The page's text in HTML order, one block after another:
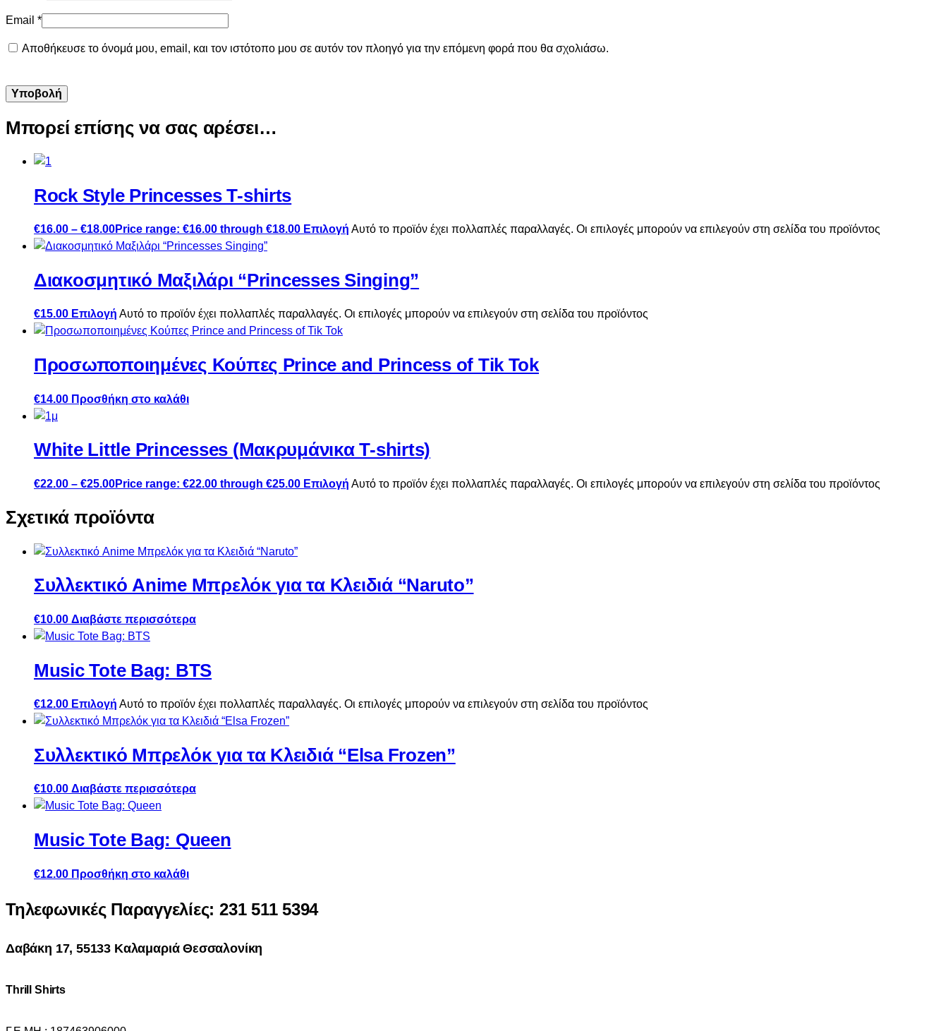
Email *
Αποθήκευσε το όνομά μου, email, και τον ιστότοπο μου σε αυτόν τον πλοηγό για την επόμενη φορά που θα σχολιάσω.
Μπορεί επίσης να σας αρέσει…
Rock Style Princesses T-shirts
€16.00 – €18.00Price range: €16.00 through €18.00 Επιλογή Αυτό το προϊόν έχει πολλαπλές παραλλαγές. Οι επιλογές μπορούν να επιλεγούν στη σελίδα του προϊόντος
Διακοσμητικό Μαξιλάρι “Princesses Singing”
€15.00 Επιλογή Αυτό το προϊόν έχει πολλαπλές παραλλαγές. Οι επιλογές μπορούν να επιλεγούν στη σελίδα του προϊόντος
Προσωποποιημένες Κούπες Prince and Princess of Tik Tok
€14.00 Προσθήκη στο καλάθι
White Little Princesses (Μακρυμάνικα T-shirts)
€22.00 – €25.00Price range: €22.00 through €25.00 Επιλογή Αυτό το προϊόν έχει πολλαπλές παραλλαγές. Οι επιλογές μπορούν να επιλεγούν στη σελίδα του προϊόντος
Σχετικά προϊόντα
Συλλεκτικό Anime Μπρελόκ για τα Κλειδιά “Naruto”
€10.00 Διαβάστε περισσότερα
Music Tote Bag: BTS
€12.00 Επιλογή Αυτό το προϊόν έχει πολλαπλές παραλλαγές. Οι επιλογές μπορούν να επιλεγούν στη σελίδα του προϊόντος
Συλλεκτικό Μπρελόκ για τα Κλειδιά “Elsa Frozen”
€10.00 Διαβάστε περισσότερα
Music Tote Bag: Queen
€12.00 Προσθήκη στο καλάθι
Τηλεφωνικές Παραγγελίες: 231 511 5394
Δαβάκη 17, 55133 Καλαμαριά Θεσσαλονίκη
Thrill Shirts